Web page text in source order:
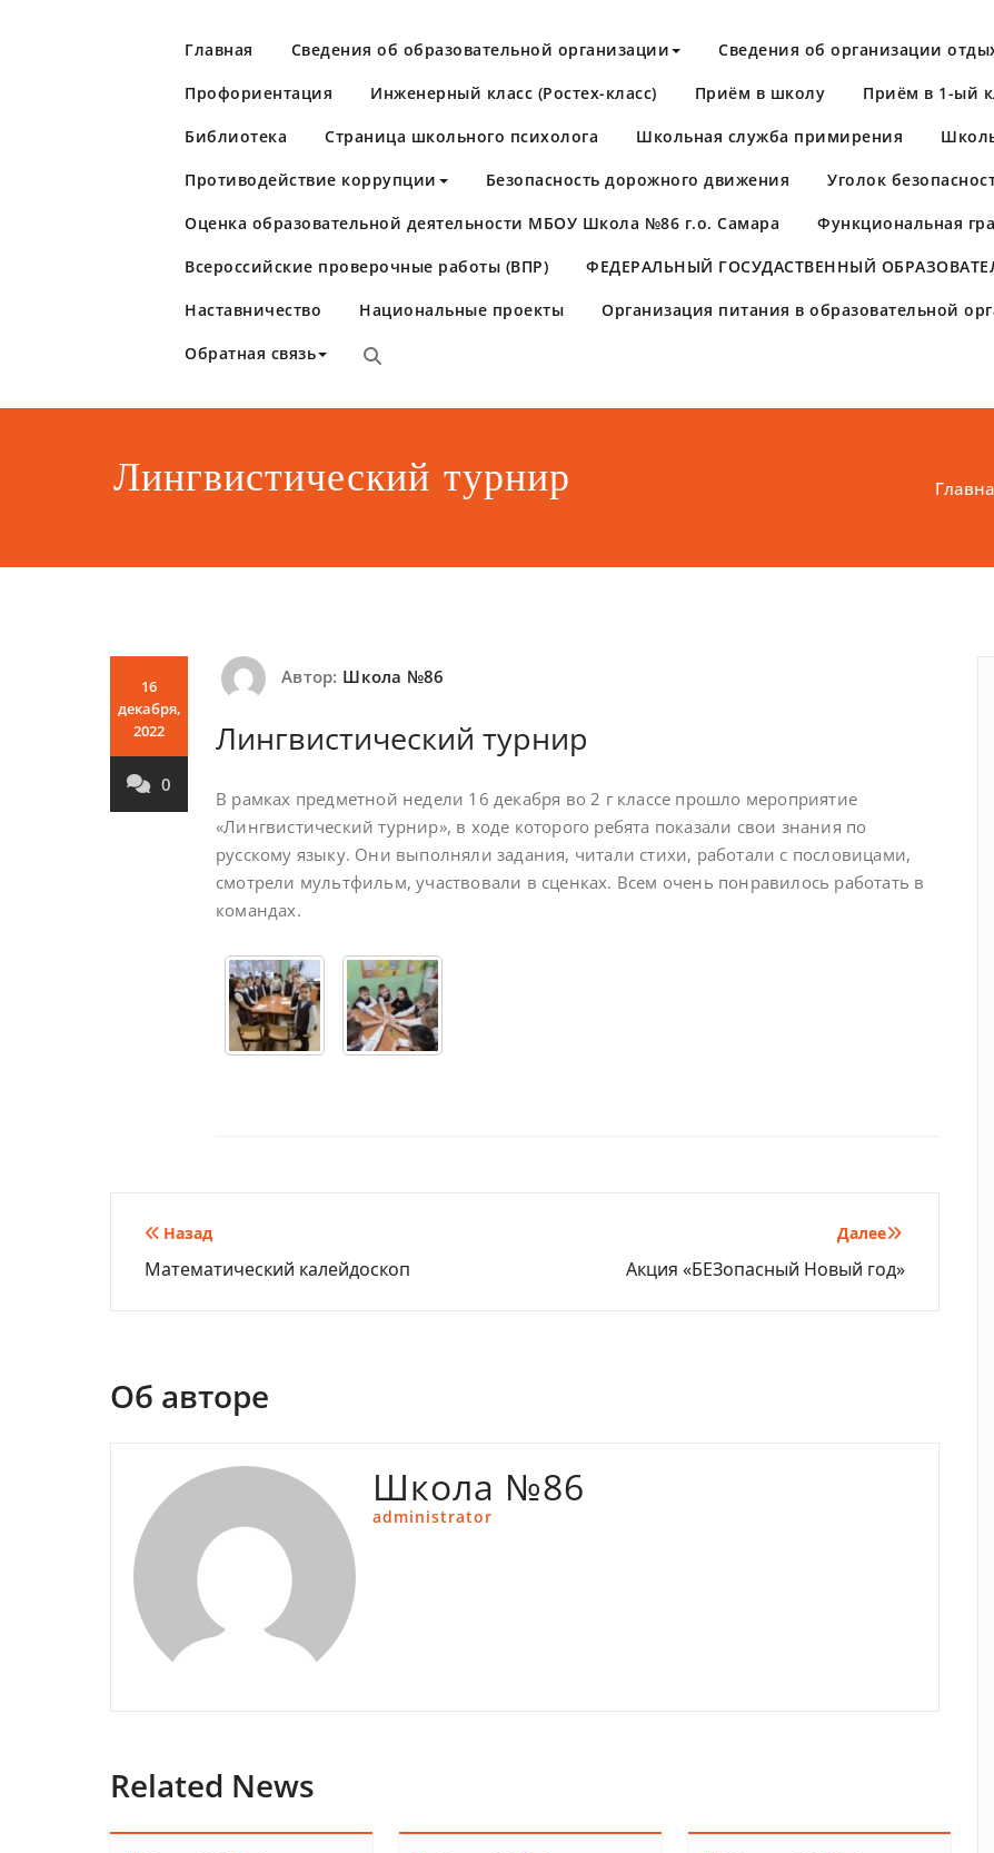
Школа №86
Главная Сведения об образовательной организации Сведения об организации
Профориентация Инженерный класс (Ростех-класс) Приём в школу Приём в 1-ый
Библиотека Страница школьного психолога Школьная служба примирения
Противодействие коррупции Безопасность дорожного движения Уголок
Оценка образовательной деятельности МБОУ Школа №86 г.о. Самара Функциональная
Всероссийские проверочные работы (ВПР) ​ФЕДЕРАЛЬНЫЙ ГОСУДАСТВЕННЫЙ
Наставничество Национальные проекты Организация питания в образовательной
Обратная связь
Лингвистический турнир
16
декабря,
2022
0
Автор: Школа №86
Лингвистический турнир
В рамках предметной недели 16 декабря во 2 г классе прошло мероприятие
«Лингвистический турнир», в ходе которого ребята показали свои знания по
русскому языку. Они выполняли задания, читали стихи, работали с пословицами,
смотрели мультфильм, участвовали в сценках. Всем очень понравилось работать в
командах.
Навигация
по
Назад
Математический калейдоскоп
Далее
Акция «БЕЗопасный Новый год»
Об авторе
Школа №86
administrator
Related News